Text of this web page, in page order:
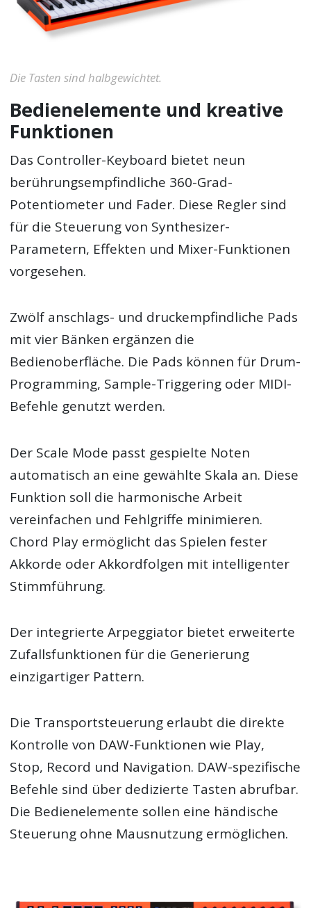
Die Tasten sind halbgewichtet.
Bedienelemente und kreative
Funktionen
Das Controller-Keyboard bietet neun
berührungsempfindliche 360-Grad-
Potentiometer und Fader. Diese Regler sind
für die Steuerung von Synthesizer-
Parametern, Effekten und Mixer-Funktionen
vorgesehen.
Zwölf anschlags- und druckempfindliche Pads
mit vier Bänken ergänzen die
Bedienoberfläche. Die Pads können für Drum-
Programming, Sample-Triggering oder MIDI-
Befehle genutzt werden.
Der Scale Mode passt gespielte Noten
automatisch an eine gewählte Skala an. Diese
Funktion soll die harmonische Arbeit
vereinfachen und Fehlgriffe minimieren.
Chord Play ermöglicht das Spielen fester
Akkorde oder Akkordfolgen mit intelligenter
Stimmführung.
Der integrierte Arpeggiator bietet erweiterte
Zufallsfunktionen für die Generierung
einzigartiger Pattern.
Die Transportsteuerung erlaubt die direkte
Kontrolle von DAW-Funktionen wie Play,
Stop, Record und Navigation. DAW-spezifische
Befehle sind über dedizierte Tasten abrufbar.
Die Bedienelemente sollen eine händische
Steuerung ohne Mausnutzung ermöglichen.